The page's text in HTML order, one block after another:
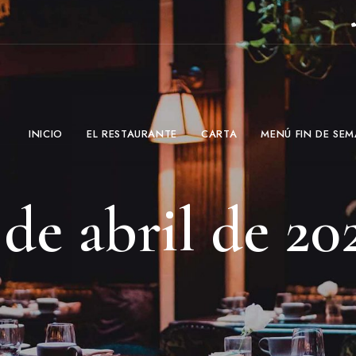
INICIO EL RESTAURANTE CARTA MENÚ FIN DE
abril de